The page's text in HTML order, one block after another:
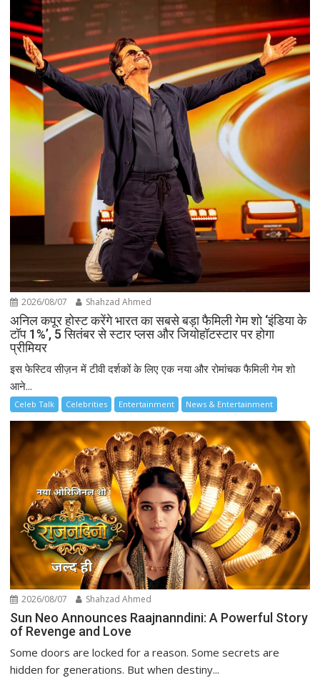
2026/08/07 Shahzad Ahmed
अनिल कपूर होस्ट करेंगे भारत का सबसे बड़ा फैमिली गेम शो ‘इंडिया के
टॉप 1%’, 5 सितंबर से स्टार प्लस और जियोहॉटस्टार पर होगा
प्रीमियर
इस फेस्टिव सीज़न में टीवी दर्शकों के लिए एक नया और रोमांचक फैमिली गेम शो
आने...
Celeb Talk Celebrities Entertainment News & Entertainment
2026/08/07 Shahzad Ahmed
Sun Neo Announces Raajnanndini: A Powerful Story
of Revenge and Love
Some doors are locked for a reason. Some secrets are
hidden for generations. But when destiny...